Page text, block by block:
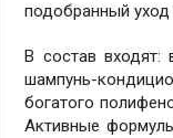
подобранный
В состав
шампунь-
богатого
Активные